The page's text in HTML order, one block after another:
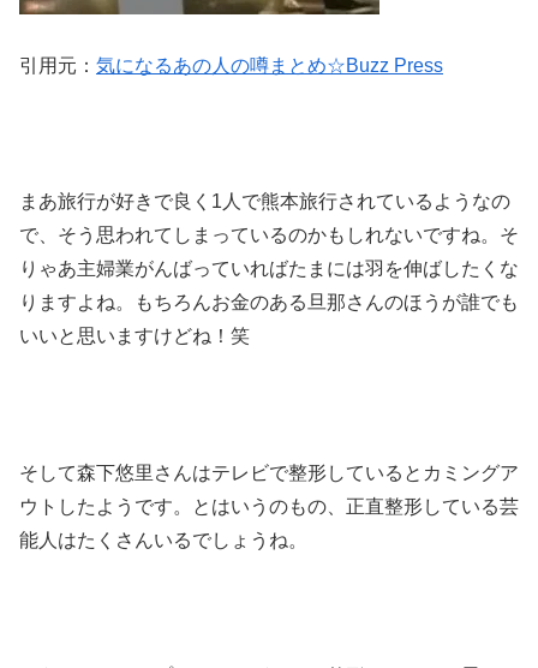
引用元： 気になるあの人の噂まとめ☆Buzz Press
まあ旅行が好きで良く1人で熊本旅行されているようなの
で、そう思われてしまっているのかもしれないですね。そ
りゃあ主婦業がんばっていればたまには羽を伸ばしたくな
りますよね。もちろんお金のある旦那さんのほうが誰でも
いいと思いますけどね！笑
そして森下悠里さんはテレビで整形しているとカミングア
ウトしたようです。とはいうのもの、正直整形している芸
能人はたくさんいるでしょうね。